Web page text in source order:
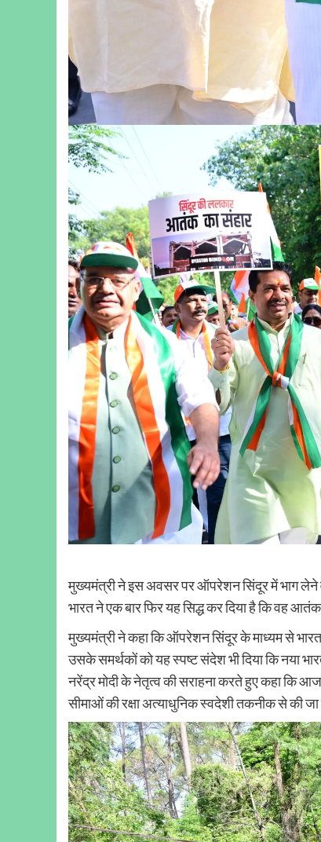
मुख्यमंत्री ने इस अवसर पर ऑपरेशन सिंदूर में भाग लेने
भारत ने एक बार फिर यह सिद्ध कर दिया है कि वह
मुख्यमंत्री ने कहा कि ऑपरेशन सिंदूर के माध्यम से
उसके समर्थकों को यह स्पष्ट संदेश भी दिया कि नया
नरेंद्र मोदी के नेतृत्व की सराहना करते हुए कहा कि
सीमाओं की रक्षा अत्याधुनिक स्वदेशी तकनीक से की जा